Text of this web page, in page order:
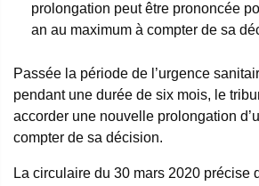
prolongation peut être prononcée
an au maximum à compter de sa
Passée la période de l’urgence
pendant une durée de six mois, le
accorder une nouvelle prolongation
compter de sa décision.
La circulaire du 30 mars 2020 précise